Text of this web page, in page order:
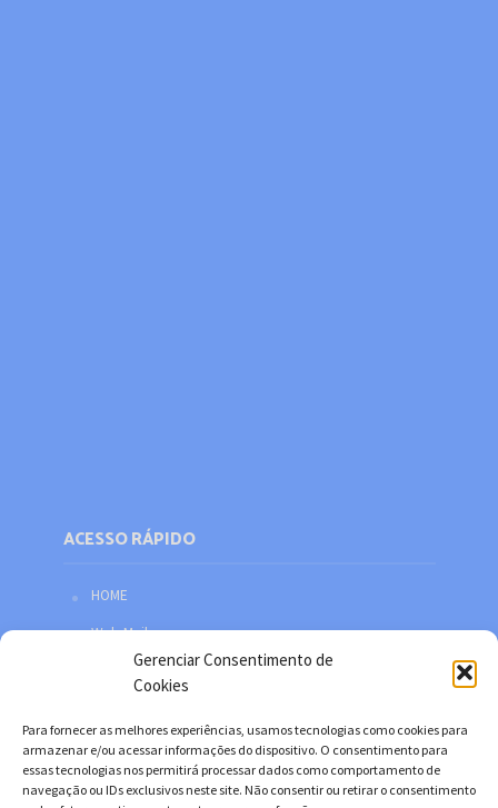
Gerenciar Consentimento de
Cookies
Para fornecer as melhores experiências, usamos tecnologias como cookies para
armazenar e/ou acessar informações do dispositivo. O consentimento para
essas tecnologias nos permitirá processar dados como comportamento de
navegação ou IDs exclusivos neste site. Não consentir ou retirar o consentimento
ACESSO RÁPIDO
HOME
Web Mail
Política de privacidade
Facebook
Twitter